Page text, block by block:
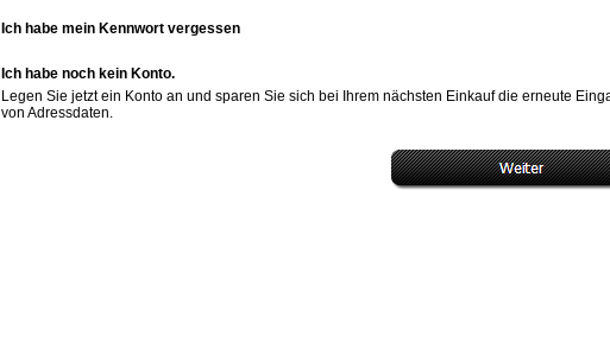
Ich habe mein Kennwort vergessen
Ich habe noch kein Konto.
Legen Sie jetzt ein Konto an und sparen Sie sich bei Ihrem nächsten Einkauf die erneute
von Adressdaten.